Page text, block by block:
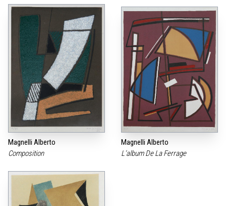
Magnelli Alberto
Composition
Magnelli Alberto
L‘album De La Ferrage